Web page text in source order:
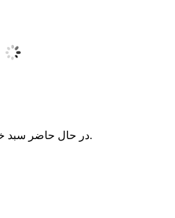
در حال حاضر سبد خرید شما خالی می‌باشد.